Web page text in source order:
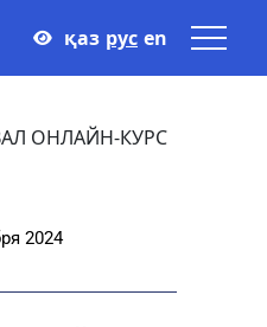
қаз рус en
ОНЛАЙН-КУРС
2024